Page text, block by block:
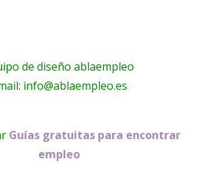
de diseño ablaempleo
info@ablaempleo.es
Guías gratuitas para encontrar
empleo